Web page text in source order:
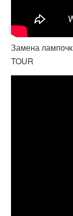
Замена
TOUR